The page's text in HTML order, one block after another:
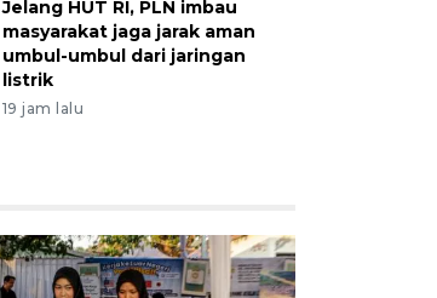
Jelang HUT RI, PLN imbau
masyarakat jaga jarak aman
umbul-umbul dari jaringan
listrik
19 jam lalu